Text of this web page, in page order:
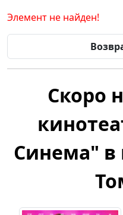
Элемент не найден!
Скоро
Синема" в